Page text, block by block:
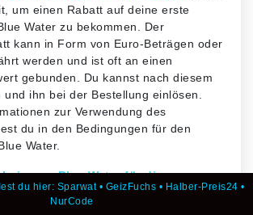
um einen Rabatt auf deine erste
Water zu bekommen. Der
kann in Form von Euro-Beträgen oder
werden und ist oft an einen
gebunden. Du kannst nach diesem
ihn bei der Bestellung einlösen.
zur Verwendung des
du in den Bedingungen für den
Water.
von Blue Water für die
ist eine seltenere Art von
er wird immer beliebter bei Shops und
du hier: Sparwat• GeizFuchs • Halber-Preis24 •
NurCode